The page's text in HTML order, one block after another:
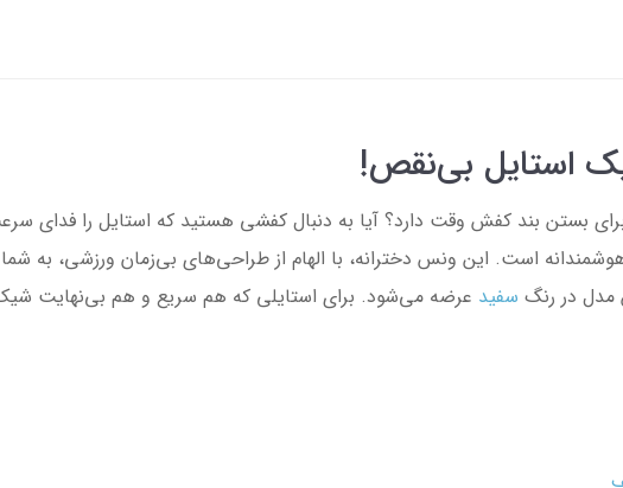
یک استایل بی‌نقص!
بستن بند کفش وقت دارد؟ آیا به دنبال کفشی هستید که استایل را فدای
است. این ونس دخترانه، با الهام از طراحی‌های بی‌زمان ورزشی، به
مدل در رنگ سفید عرضه می‌شود. برای استایلی که هم سریع و هم بی‌نهایت شیک